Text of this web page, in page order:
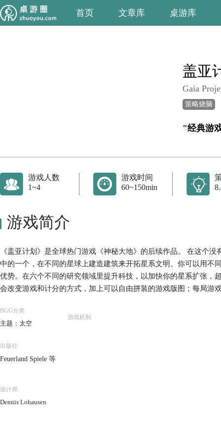
首页 文章库 桌游库
盖亚
Gaia
策略烧脑
"经典游
游戏人数
1~4
游戏时间
60~150min
游戏简介
《盖亚计划》是全球热门游戏《神秘大地》的后续作品。 在这个
中的一个，在不同的星球上建造建筑来开拓星系文明。你可以用不
优势。在六个不同的研究领域里提升科技，以加快你的星系扩张，
会改变游戏和计分的方式，加上可以自由拼装的游戏版图；每局游
BGG分类
主题：太空
游戏机制
出版社
Feuerland Spiele 等
设计师
Dennis Lohausen